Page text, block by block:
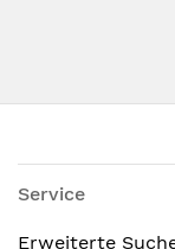
Service
Erweiterte